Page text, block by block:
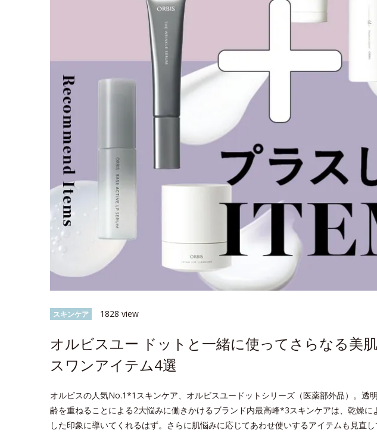
スキンケア 1828 view
オルビスユー ドットと一緒に使ってさらなる美
スワンアイテム4選
オルビスの人気No.1*1スキンケア、オルビスユードットシリーズ（医薬部外品）。透
齢を重ねることによる2大悩みに働きかけるブランド内最高峰*3スキンケアは、乾燥に
した印象に導いてくれるはず。さらに肌悩みに応じてあわせ使いするアイテムも見直